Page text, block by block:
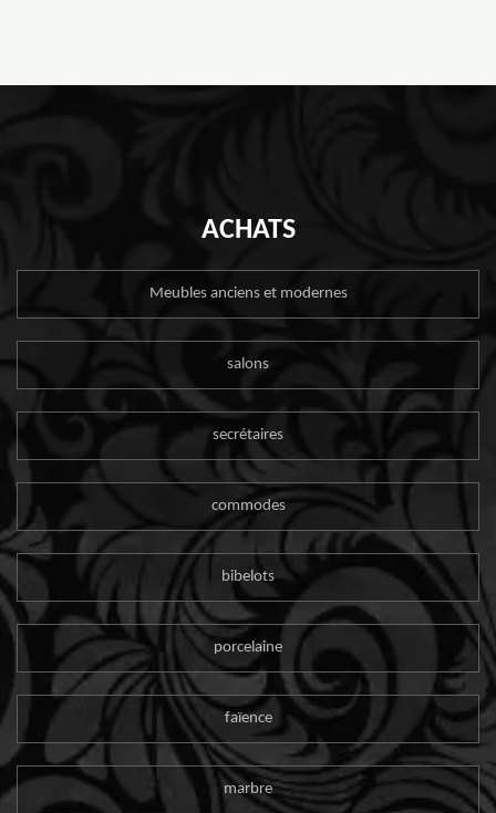
ACHATS
Meubles anciens et modernes
salons
secrétaires
commodes
bibelots
porcelaine
faïence
marbre